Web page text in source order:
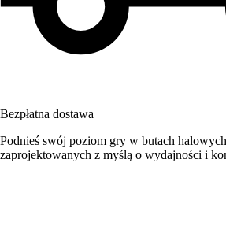
Bezpłatna dostawa
Podnieś swój poziom gry w butach
zaprojektowanych z myślą o wydajności i